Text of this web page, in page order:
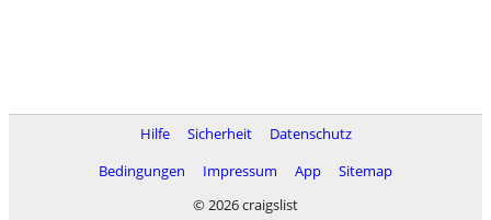
Hilfe Sicherheit
Datenschutz
Bedingungen
Impressum App
Sitemap
© 2026 craigslist